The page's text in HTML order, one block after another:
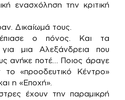
ενασχόληση την κριτική
Δικαίωμά τους.
ο πόνος. Και τα
μια Αλεξάνδρεια που
ανήκε ποτέ… Ποιος άραγε
το «προοδευτικό Κέντρο»
η «Εποχή».
έχουν την παραμικρή